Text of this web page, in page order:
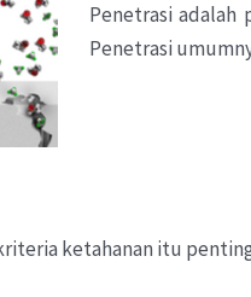
Penetrasi adalah
Penetrasi
ketahanan itu